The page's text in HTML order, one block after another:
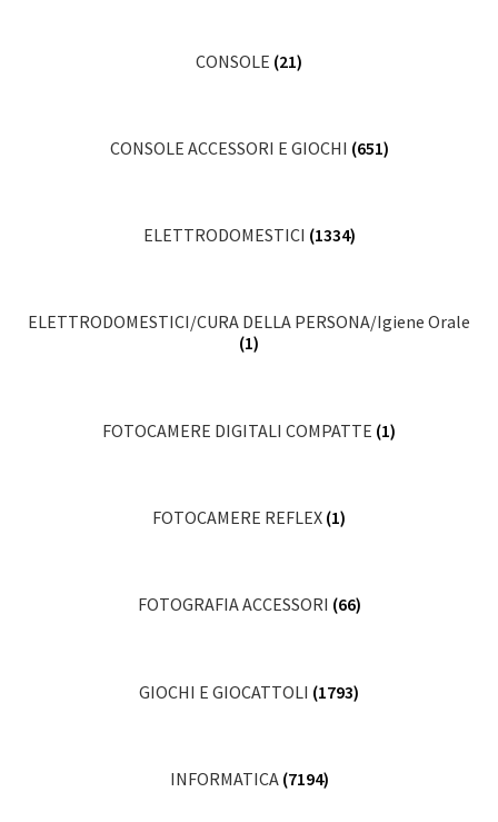
CONSOLE (21)
CONSOLE ACCESSORI E GIOCHI (651)
ELETTRODOMESTICI (1334)
ELETTRODOMESTICI/CURA DELLA PERSONA/Igiene Orale
(1)
FOTOCAMERE DIGITALI COMPATTE (1)
FOTOCAMERE REFLEX (1)
FOTOGRAFIA ACCESSORI (66)
GIOCHI E GIOCATTOLI (1793)
INFORMATICA (7194)